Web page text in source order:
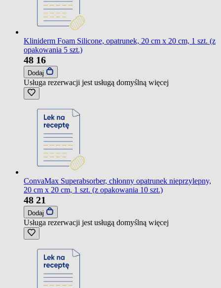
Kliniderm Foam Silicone, opatrunek, 20 cm x 20 cm, 1 szt. (z
opakowania 5 szt.)
48 16
Dodaj
Usługa rezerwacji jest usługą domyślną więcej
ConvaMax Superabsorber, chłonny opatrunek nieprzylepny,
20 cm x 20 cm, 1 szt. (z opakowania 10 szt.)
48 21
Dodaj
Usługa rezerwacji jest usługą domyślną więcej